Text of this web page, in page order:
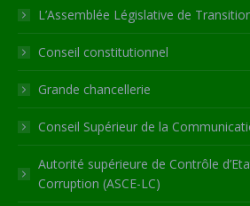
in
new
window
in
new
window
in
new
window
in
new
window
opens
in
new
L’Assemblée Législative de
Conseil constitutionnel
Grande chancellerie
Conseil Supérieur de la
Autorité supérieure de Contrôle
Corruption (ASCE-LC)